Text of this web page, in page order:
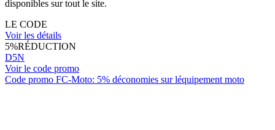
disponibles sur tout le site.
LE CODE
Voir les détails
5%RÉDUCTION
D5N
Voir le code promo
Code promo FC-Moto: 5% déconomies sur léquipement moto